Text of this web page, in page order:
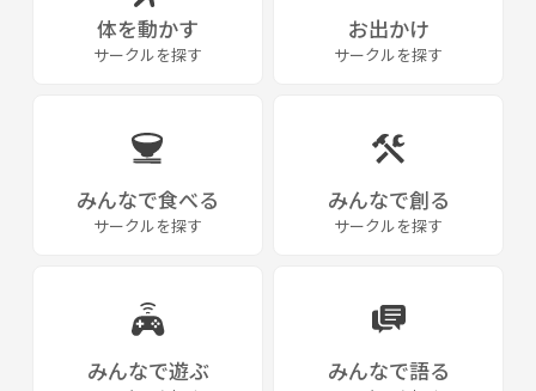
体を動かす
サークルを探す
お出かけ
サークルを探す
みんなで食べる
サークルを探す
みんなで創る
サークルを探す
みんなで遊ぶ みんなで語る